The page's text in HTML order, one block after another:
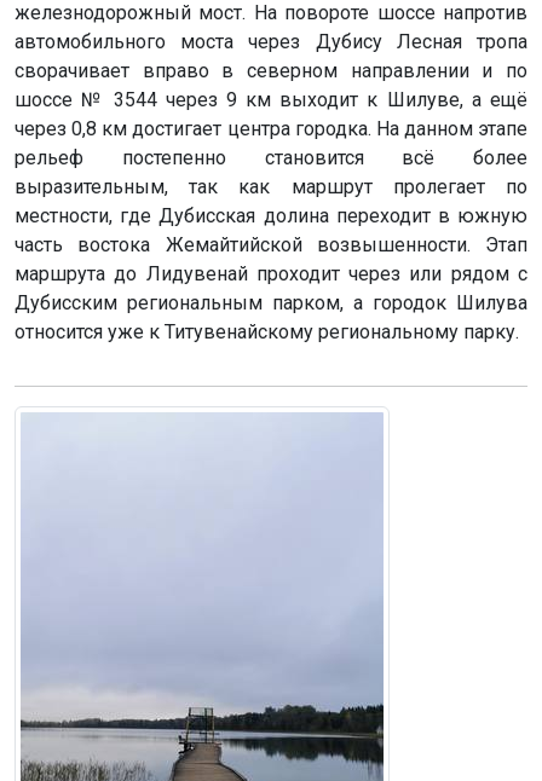
железнодорожный мост. На повороте шоссе напротив
автомобильного моста через Дубису Лесная тропа
сворачивает вправо в северном направлении и по
шоссе № 3544 через 9 км выходит к Шилуве, а ещё
через 0,8 км достигает центра городка. На данном этапе
рельеф постепенно становится всё более
выразительным, так как маршрут пролегает по
местности, где Дубисская долина переходит в южную
часть востока Жемайтийской возвышенности. Этап
маршрута до Лидувенай проходит через или рядом с
Дубисским региональным парком, а городок Шилува
относится уже к Титувенайскому региональному парку.